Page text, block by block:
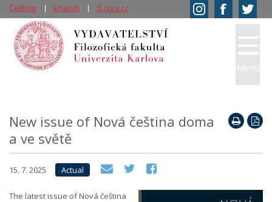
New issue of Nová čeština doma
a ve světě
15. 7. 2025 Actual
The latest issue of Nová čeština
Menu
Čeština English ff.cuni.cz